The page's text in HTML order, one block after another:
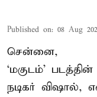
Published on: 08 Aug
சென்னை,
‘மகுடம்’
நடிகர் விஷால்,